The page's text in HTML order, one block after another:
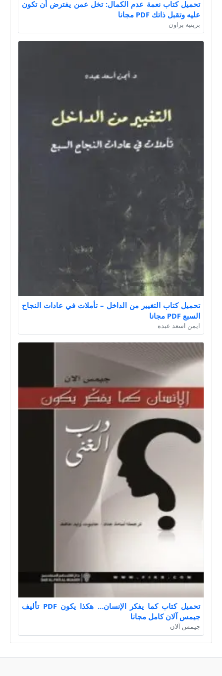
تحميل كتاب نعمة عدم الكمال: تخل عمن يفترض أن تكون
عليه وتقبل ذاتك PDF مجانا
برينيه براون
تحميل كتاب التغيير من الداخل – تأملات في عادات النجاح
السبع PDF مجانا
ايمن اسعد عبده
تحميل كتاب كما يفكر الإنسان… هكذا يكون PDF تأليف
جيمس آلان كامل مجانا
جيمس آلان